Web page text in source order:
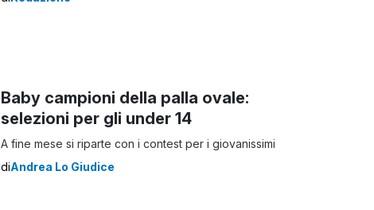
Baby campioni della palla ovale:
selezioni per gli under 14
A fine mese si riparte con i contest per i giovanissimi
diAndrea Lo Giudice